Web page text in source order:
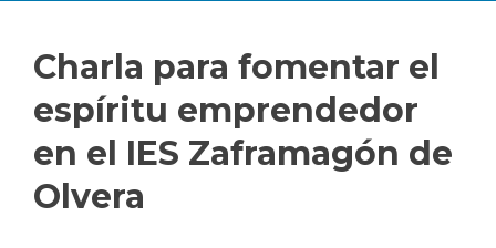
Charla para fomentar el
espíritu emprendedor
en el IES Zaframagón de
Olvera